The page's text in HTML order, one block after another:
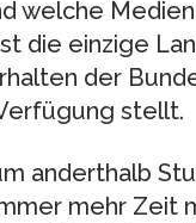
welche
die einzige
der
stellt.
anderthalb
mehr Zeit